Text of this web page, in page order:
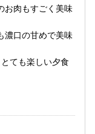
お肉もすごく美味
濃口の甘めで美味
ても楽しい夕食